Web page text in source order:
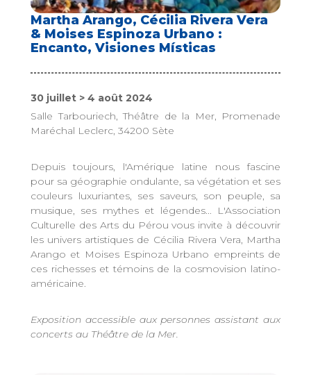
Martha Arango, Cécilia Rivera Vera
& Moises Espinoza Urbano :
Encanto, Visiones Místicas
30 juillet > 4 août 2024
Salle Tarbouriech, Théâtre de la Mer, Promenade
Maréchal Leclerc, 34200 Sète
Depuis toujours, l'Amérique latine nous fascine
pour sa géographie ondulante, sa végétation et ses
couleurs luxuriantes, ses saveurs, son peuple, sa
musique, ses mythes et légendes... L'Association
Culturelle des Arts du Pérou vous invite à découvrir
les univers artistiques de Cécilia Rivera Vera, Martha
Arango et Moises Espinoza Urbano empreints de
ces richesses et témoins de la cosmovision latino-
américaine.
Exposition accessible aux personnes assistant aux
concerts au Théâtre de la Mer.